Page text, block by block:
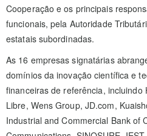
Cooperação e os principais
funcionais, pela Autoridade
estatais subordinadas.
As 16 empresas signatárias
domínios da inovação científica e
financeiras de referência, incluindo
Libre, Wens Group, JD.com,
Industrial and Commercial Bank of